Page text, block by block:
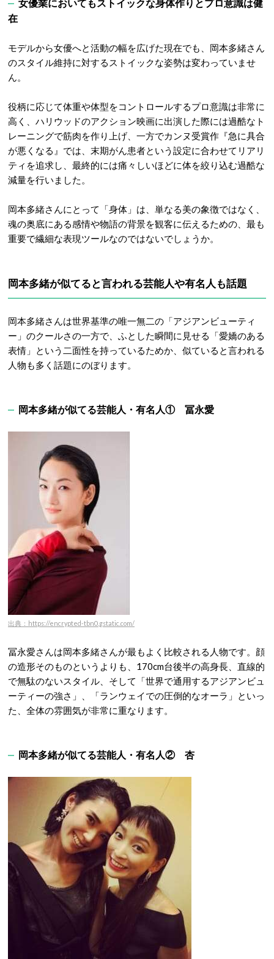
女優業においてもストイックな身体作りとプロ意識は健
在
モデルから女優へと活動の幅を広げた現在でも、岡本多緒さん
のスタイル維持に対するストイックな姿勢は変わっていませ
ん。
役柄に応じて体重や体型をコントロールするプロ意識は非常に
高く、ハリウッドのアクション映画に出演した際には過酷なト
レーニングで筋肉を作り上げ、一方でカンヌ受賞作『急に具合
が悪くなる』では、末期がん患者という設定に合わせてリアリ
ティを追求し、最終的には痛々しいほどに体を絞り込む過酷な
減量を行いました 。
岡本多緒さんにとって「身体」は、単なる美の象徴ではなく、
魂の奥底にある感情や物語の背景を観客に伝えるための、最も
重要で繊細な表現ツールなのではないでしょうか。
岡本多緒が似てると言われる芸能人や有名人も話題
岡本多緒さんは世界基準の唯一無二の「アジアンビューティ
ー」のクールさの一方で、ふとした瞬間に見せる「愛嬌のある
表情」という二面性を持っているためか、似ていると言われる
人物も多く話題にのぼります。
岡本多緒が似てる芸能人・有名人① 冨永愛
出典：https://encrypted-tbn0.gstatic.com/
冨永愛さんは岡本多緒さんが最もよく比較される人物です。顔
の造形そのものというよりも、170cm台後半の高身長、直線的
で無駄のないスタイル、そして「世界で通用するアジアンビュ
ーティーの強さ」、「ランウェイでの圧倒的なオーラ」といっ
た、全体の雰囲気が非常に重なります。
岡本多緒が似てる芸能人・有名人② 杏